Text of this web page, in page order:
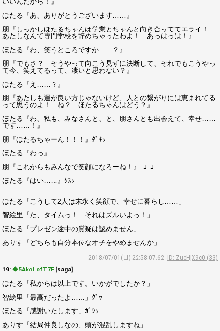
ほたる『あ、ありがとうございます……』
朋『しっかしほたるちゃんは学業とちゃんと向き合っててエライ！
あたしなんて専門学校を辞めちゃったわよ！ あっはっは！』
ほたる『わ、笑うところですか……？』
朋『でもさ？ そうやって向こう見ずに決断して、それでもこうやっ
て今、笑えてるって、凄いと思わない？』
ほたる『え……？』
朋『あたしも運が良い方じゃないけど、人との繋がりには恵まれてる
って思うのよ！ ね？ ほたるちゃんはどう？』
ほたる『わ、私も、みなさんと、と、朋さんとも出会えて、幸せ……
です……！』
朋『ほたるちゃーん！！！』ﾀﾞｷｯ
ほたる『わっ』
朋『これからもみんなで笑顔になろーね！』ﾆｺﾆｺ
ほたる『はい……』ｸｽｯ
ほたる「こうして2人は末永く笑顔で、幸せに暮らし……」
智絵里「た、タイムっ！ それはズルいよっ！」
ほたる「プレゼン途中の質疑は認めません」
ありす「どちらも自分本位なオチをやめませんか」
2018/07/01(日) 22:58:07.62
ID: ZucHjX9c0 (33)
19: ◆5AkoLefT7E [saga]
ほたる「私からは以上です。いかがでしたか？」
智絵里「最高だったよ……」ｸﾞｯ
ほたる「感謝いたします」ｶﾞｼｯ
ありす「結局仲良しなの、頭が混乱しますね」